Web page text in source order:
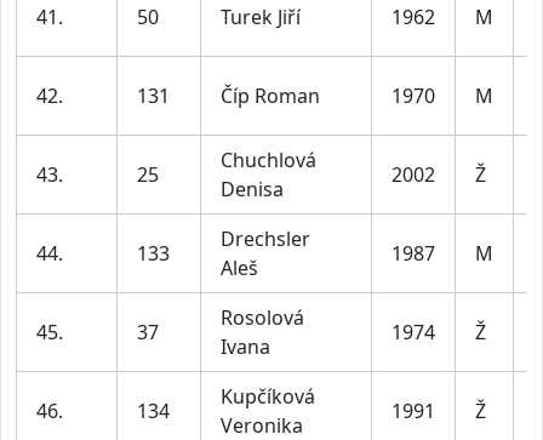
41. 50 Turek Jiří 1962 M
42. 131 Číp Roman 1970 M
43. 25
Chuchlová
Denisa
2002 Ž
44. 133
Drechsler
Aleš
1987 M
45. 37
Rosolová
Ivana
1974 Ž
46. 134
Kupčíková
Veronika
1991 Ž